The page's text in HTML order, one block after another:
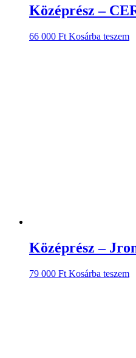
Középrész –
66 000 Ft Kosárba teszem
Középrész –
79 000 Ft Kosárba teszem